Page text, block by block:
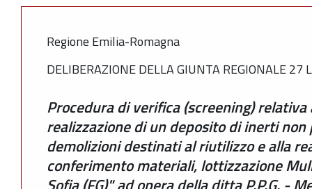
Regione Emilia-Romagna
DELIBERAZIONE DELLA GIUNTA REGIONALE 27
Procedura di verifica (screening)
realizzazione di un deposito di inerti
demolizioni destinati al riutilizzo e alla
conferimento materiali, lottizzazione